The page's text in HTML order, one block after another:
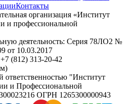
Контакты
организация «Институт
и профессиональной
деятельность: Серия 78ЛО2 №
от 10.03.2017
(812) 313-20-42
ответственностью "Институт
и Профессиональной
ОГРН 1265300000943